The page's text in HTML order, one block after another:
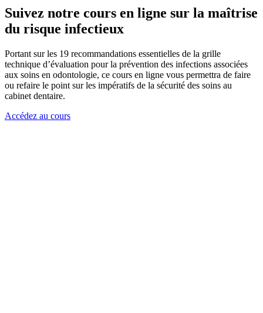
Suivez notre cours en ligne sur la maîtrise
du risque infectieux
Portant sur les 19 recommandations essentielles de la grille
technique d’évaluation pour la prévention des infections associées
aux soins en odontologie, ce cours en ligne vous permettra de faire
ou refaire le point sur les impératifs de la sécurité des soins au
cabinet dentaire.
Accédez au cours